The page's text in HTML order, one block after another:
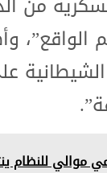
الواقع”،
موالي للنظام